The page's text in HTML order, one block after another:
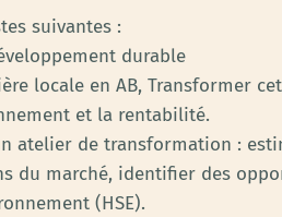
suivantes :
durable
locale en AB, Transformer
et la rentabilité.
atelier de transformation :
marché, identifier des
(HSE).